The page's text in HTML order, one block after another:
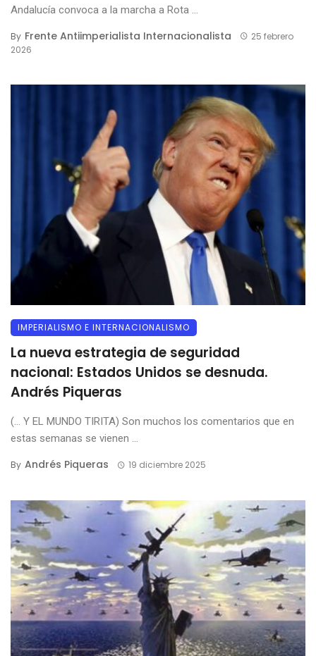
Andalucía convoca a la marcha a Rota ...
By Frente Antiimperialista Internacionalista
25 febrero
2026
IMPERIALISMO E INTERNACIONALISMO
La nueva estrategia de seguridad
nacional: Estados Unidos se desnuda.
Andrés Piqueras
(… Y EL MUNDO TIRITA) Son muchos los comentarios que en
estas semanas se vienen ...
By Andrés Piqueras 19 diciembre 2025